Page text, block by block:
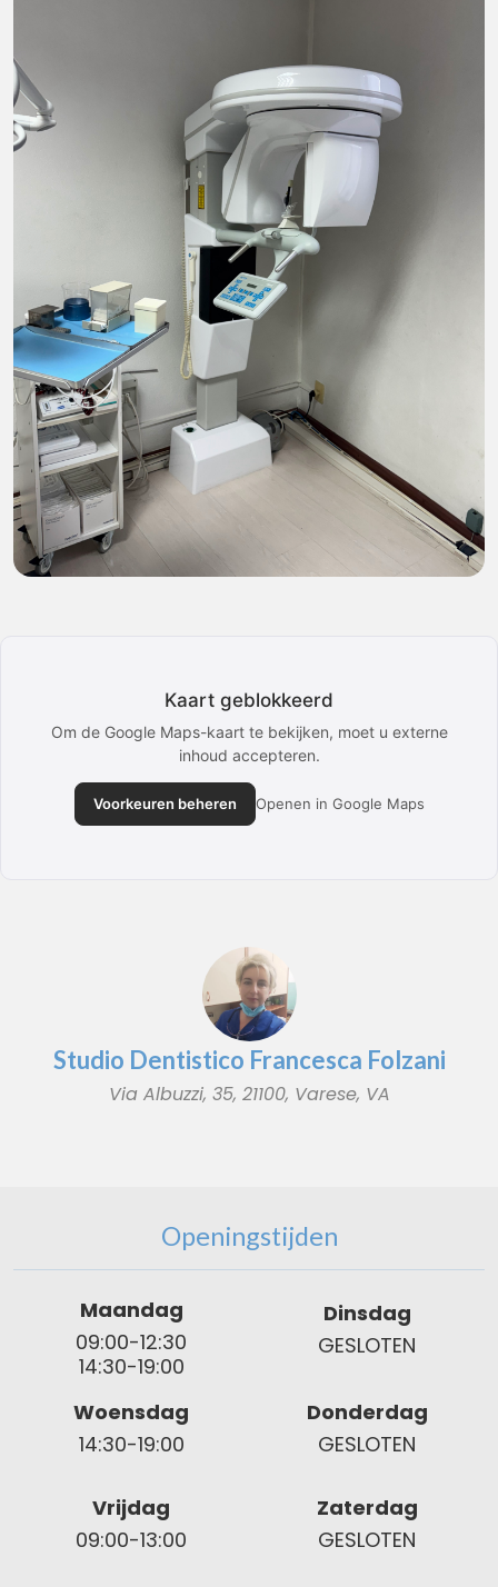
Kaart geblokkeerd
Om de Google Maps-kaart te bekijken, moet u externe
inhoud accepteren.
Voorkeuren beheren Openen in Google Maps
Studio Dentistico Francesca Folzani
Via Albuzzi, 35, 21100, Varese, VA
Openingstijden
Maandag
09:00-12:30
14:30-19:00
Dinsdag
GESLOTEN
Woensdag
14:30-19:00
Donderdag
GESLOTEN
Vrijdag
09:00-13:00
Zaterdag
GESLOTEN